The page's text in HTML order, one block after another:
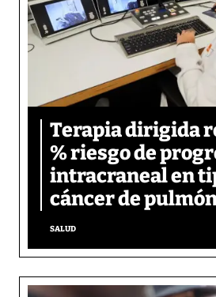
Terapia dirigida
% riesgo de
intracraneal en
cáncer de
SALUD